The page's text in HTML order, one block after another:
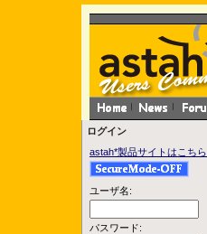
ログイン
astah*製品サイトはこちら
ユーザ名:
パスワード: